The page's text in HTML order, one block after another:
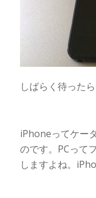
しばらく待った
iPhoneってケー
のです。PCって
しますよね。